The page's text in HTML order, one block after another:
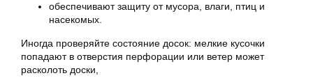
обеспечивают защиту от мусора, влаги, птиц и
насекомых.
Иногда проверяйте состояние досок: мелкие кусочки
попадают в отверстия перфорации или ветер может
расколоть доски,